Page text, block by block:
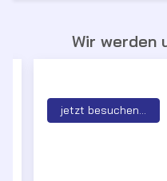
Wir werden
jetzt besuchen...